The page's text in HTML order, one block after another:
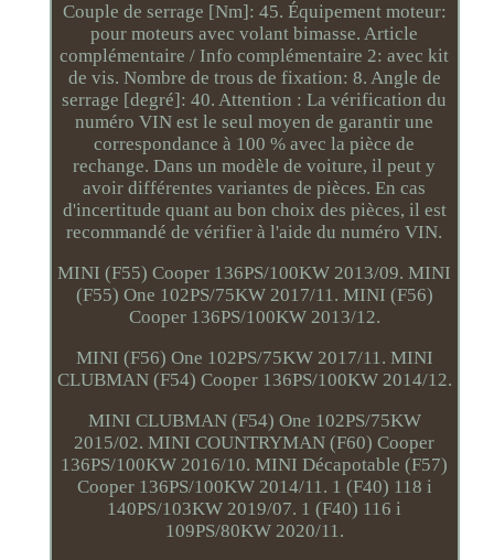
Couple de serrage [Nm]: 45. Équipement moteur:
pour moteurs avec volant bimasse. Article
complémentaire / Info complémentaire 2: avec kit
de vis. Nombre de trous de fixation: 8. Angle de
serrage [degré]: 40. Attention : La vérification du
numéro VIN est le seul moyen de garantir une
correspondance à 100 % avec la pièce de
rechange. Dans un modèle de voiture, il peut y
avoir différentes variantes de pièces. En cas
d'incertitude quant au bon choix des pièces, il est
recommandé de vérifier à l'aide du numéro VIN.
MINI (F55) Cooper 136PS/100KW 2013/09. MINI
(F55) One 102PS/75KW 2017/11. MINI (F56)
Cooper 136PS/100KW 2013/12.
MINI (F56) One 102PS/75KW 2017/11. MINI
CLUBMAN (F54) Cooper 136PS/100KW 2014/12.
MINI CLUBMAN (F54) One 102PS/75KW
2015/02. MINI COUNTRYMAN (F60) Cooper
136PS/100KW 2016/10. MINI Décapotable (F57)
Cooper 136PS/100KW 2014/11. 1 (F40) 118 i
140PS/103KW 2019/07. 1 (F40) 116 i
109PS/80KW 2020/11.